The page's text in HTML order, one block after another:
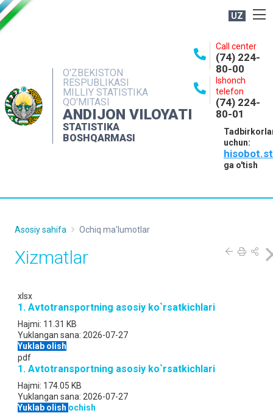
UZ
O'ZBEKISTON
RESPUBLIKASI
MILLIY STATISTIKA
QO'MITASI
ANDIJON VILOYATI
STATISTIKA
BOSHQARMASI
Call center
(74) 224-
80-00
Ishonch
telefon
(74) 224-
80-01
uchun:
ga o'tish
NASHRLAR
INTERAKTIV XIZMATLAR
MATBUOT XIZMATI
MUROJAATLAR
Asosiy sahifa Ochiq ma'lumotlar
Xizmatlar
xlsx
1. Аvtotransportning asosiy ko`rsatkichlari
Hajmi: 11.31 KB
Yuklangan sana: 2026-07-27
Yuklab olish
pdf
1. Аvtotransportning asosiy ko`rsatkichlari
Hajmi: 174.05 KB
Yuklangan sana: 2026-07-27
Yuklab olish ochish